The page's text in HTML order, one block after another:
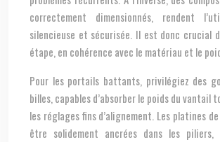
correctement dimensionnés, rendent
silencieuse et sécurisée. Il est donc crucial
étape, en cohérence avec le matériau et le
Pour les portails battants, privilégiez des
billes, capables d’absorber le poids du
les réglages fins d’alignement. Les platines
être solidement ancrées dans les piliers,